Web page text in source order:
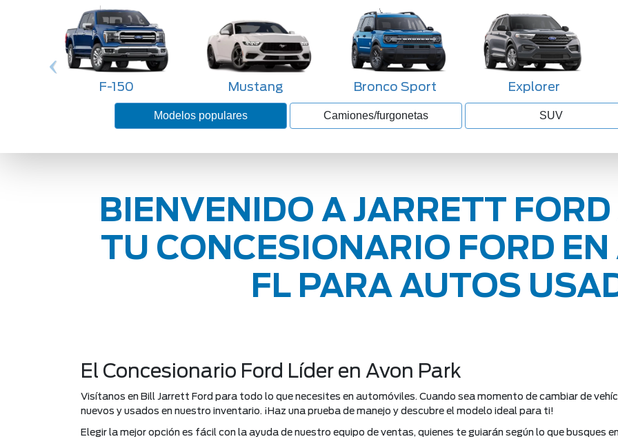
F-150 Mustang Bronco Sport Explorer
Modelos populares Camiones/furgonetas SUV
BIENVENIDO A JARRETT
TU CONCESIONARIO FORD
FL PARA AUTOS
El Concesionario Ford Líder en Avon Park
Visítanos en Bill Jarrett Ford para todo lo que necesites en automóviles. Cuando sea momento de cambiar de
nuevos y usados en nuestro inventario. ¡Haz una prueba de manejo y descubre el modelo ideal para ti!
Elegir la mejor opción es fácil con la ayuda de nuestro equipo de ventas, quienes te guiarán según lo que busques